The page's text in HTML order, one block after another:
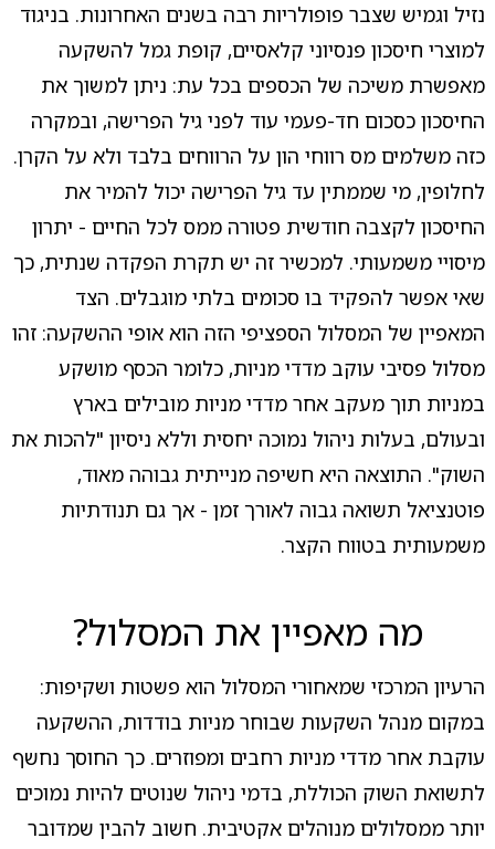
נזיל וגמיש שצבר פופולריות רבה בשנים האחרונות. בניגוד
למוצרי חיסכון פנסיוני קלאסיים, קופת גמל להשקעה
מאפשרת משיכה של הכספים בכל עת: ניתן למשוך את
החיסכון כסכום חד-פעמי עוד לפני גיל הפרישה, ובמקרה
כזה משלמים מס רווחי הון על הרווחים בלבד ולא על הקרן.
לחלופין, מי שממתין עד גיל הפרישה יכול להמיר את
החיסכון לקצבה חודשית פטורה ממס לכל החיים - יתרון
מיסויי משמעותי. למכשיר זה יש תקרת הפקדה שנתית, כך
שאי אפשר להפקיד בו סכומים בלתי מוגבלים. הצד
המאפיין של המסלול הספציפי הזה הוא אופי ההשקעה: זהו
מסלול פסיבי עוקב מדדי מניות, כלומר הכסף מושקע
במניות תוך מעקב אחר מדדי מניות מובילים בארץ
ובעולם, בעלות ניהול נמוכה יחסית וללא ניסיון "להכות את
השוק". התוצאה היא חשיפה מנייתית גבוהה מאוד,
פוטנציאל תשואה גבוה לאורך זמן - אך גם תנודתיות
משמעותית בטווח הקצר.
מה מאפיין את המסלול?
הרעיון המרכזי שמאחורי המסלול הוא פשטות ושקיפות:
במקום מנהל השקעות שבוחר מניות בודדות, ההשקעה
עוקבת אחר מדדי מניות רחבים ומפוזרים. כך החוסך נחשף
לתשואת השוק הכוללת, בדמי ניהול שנוטים להיות נמוכים
יותר ממסלולים מנוהלים אקטיבית. חשוב להבין שמדובר